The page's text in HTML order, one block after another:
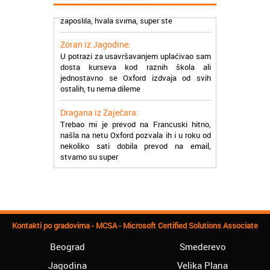
zaposlila, hvala svima, super ste
Zoran iz Jagodine:
U potrazi za usavršavanjem uplaćivao sam
dosta kurseva kod raznih škola ali
jednostavno se Oxford izdvaja od svih
ostalih, tu nema dileme
Dragana iz Zaječara:
Trebao mi je prevod na Francuski hitno,
našla na netu Oxford pozvala ih i u roku od
nekoliko sati dobila prevod na email,
stvarno su super
Petar iz Paraćina:
Natasa iz Kraljeva:
lakoćom sam savladala tromesečni kurs
knjigovodstva. Sve pohvale!
Kontakti po gradovima - MCSA - Microsoft Certified Solutions Associate
Beograd
Jagodina
Smederevo
Velika Plana